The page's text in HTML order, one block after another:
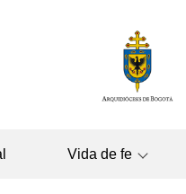
Vida de fe